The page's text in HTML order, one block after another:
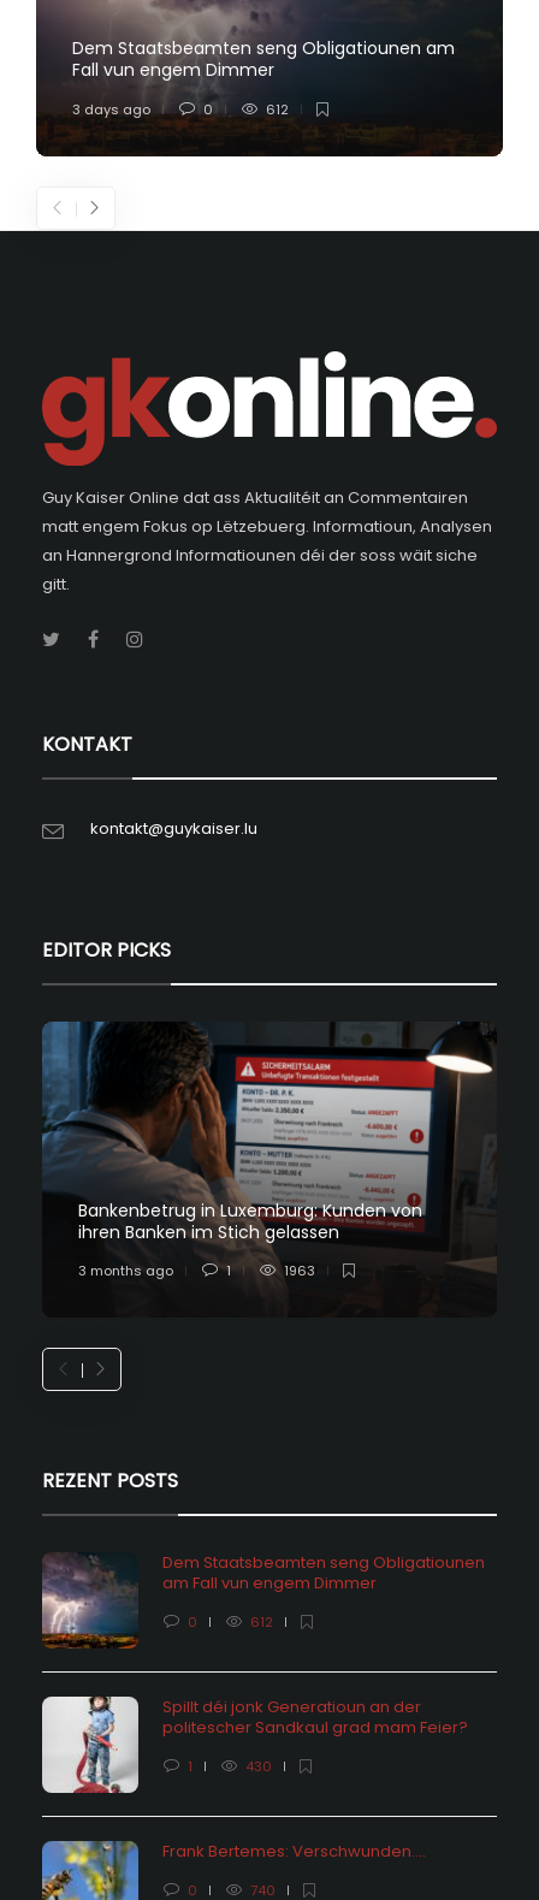
Dem Staatsbeamten seng Obligatiounen am
Fall vun engem Dimmer
3 days ago 0 612
Guy Kaiser Online dat ass Aktualitéit an Commentairen
matt engem Fokus op Lëtzebuerg. Informatioun, Analysen
an Hannergrond Informatiounen déi der soss wäit siche
gitt.
KONTAKT
kontakt@guykaiser.lu
EDITOR PICKS
Bankenbetrug in Luxemburg: Kunden von
ihren Banken im Stich gelassen
3 months ago 1 1963
REZENT POSTS
Dem Staatsbeamten seng Obligatiounen
am Fall vun engem Dimmer
0 612
Spillt déi jonk Generatioun an der
politescher Sandkaul grad mam Feier?
1 430
Frank Bertemes: Verschwunden….
0 740